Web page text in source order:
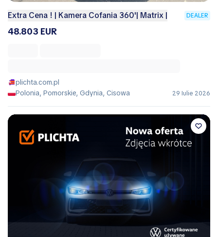
Extra Cena ! | Kamera Cofania 360'| Matrix | DEALER
48.803 EUR
plichta.com.pl
Polonia, Pomorskie, Gdynia, Cisowa
29 Iulie 2026